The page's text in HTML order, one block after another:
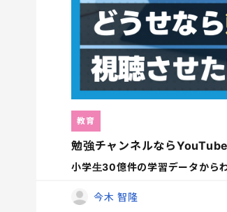
勉強チャンネルなら
小学生30億件の学習データから
教育
今木 智隆